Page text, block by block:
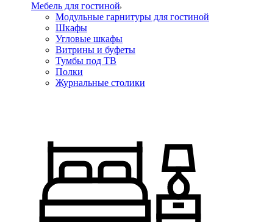
Мебель для гостиной
Модульные гарнитуры для гостиной
Шкафы
Угловые шкафы
Витрины и буфеты
Тумбы под ТВ
Полки
Журнальные столики